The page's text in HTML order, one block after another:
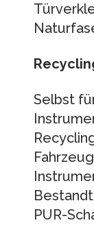
Selbst
PUR-